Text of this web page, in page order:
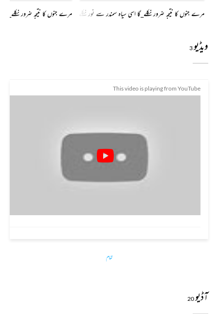
مرے جنوں کا نتیجہ ضرور نکلے_گا اسی سیاہ سمندر سے نور نکلے_گا گرا دیا ہے تو ساحل پہ
مرے جنوں کا نتیجہ ضرور
ویڈیو3
This video is playing from YouTube
تمام
آڈیو